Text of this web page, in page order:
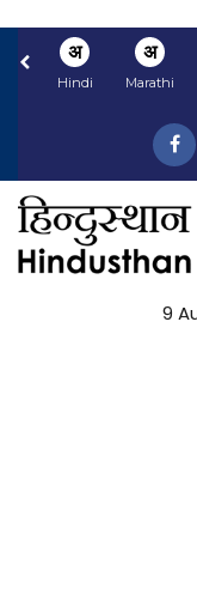
अ
Hindi
अ
Marathi
9